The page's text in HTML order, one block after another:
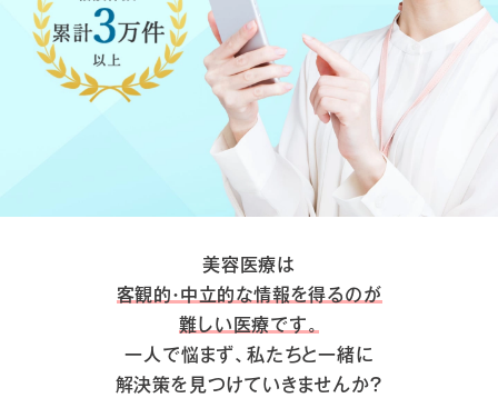
美容医療は
客観的・中立的な情報を得るのが
難しい医療です。
一人で悩まず、私たちと一緒に
解決策を見つけていきませんか？